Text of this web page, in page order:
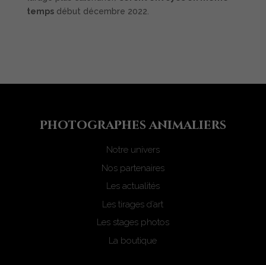
tempsdébut décembre 2022.
photographes animaliers
Notre univers
Nos partenaires
Les actualités
Les tirages d’art
Les stages photos
La boutique